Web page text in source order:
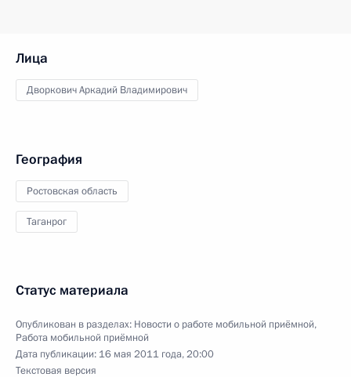
Лица
Дворкович Аркадий Владимирович
География
Ростовская область
Таганрог
Статус материала
Опубликован в разделах: Новости о работе мобильной приёмной,
Работа мобильной приёмной
Дата публикации: 16 мая 2011 года, 20:00
Текстовая версия